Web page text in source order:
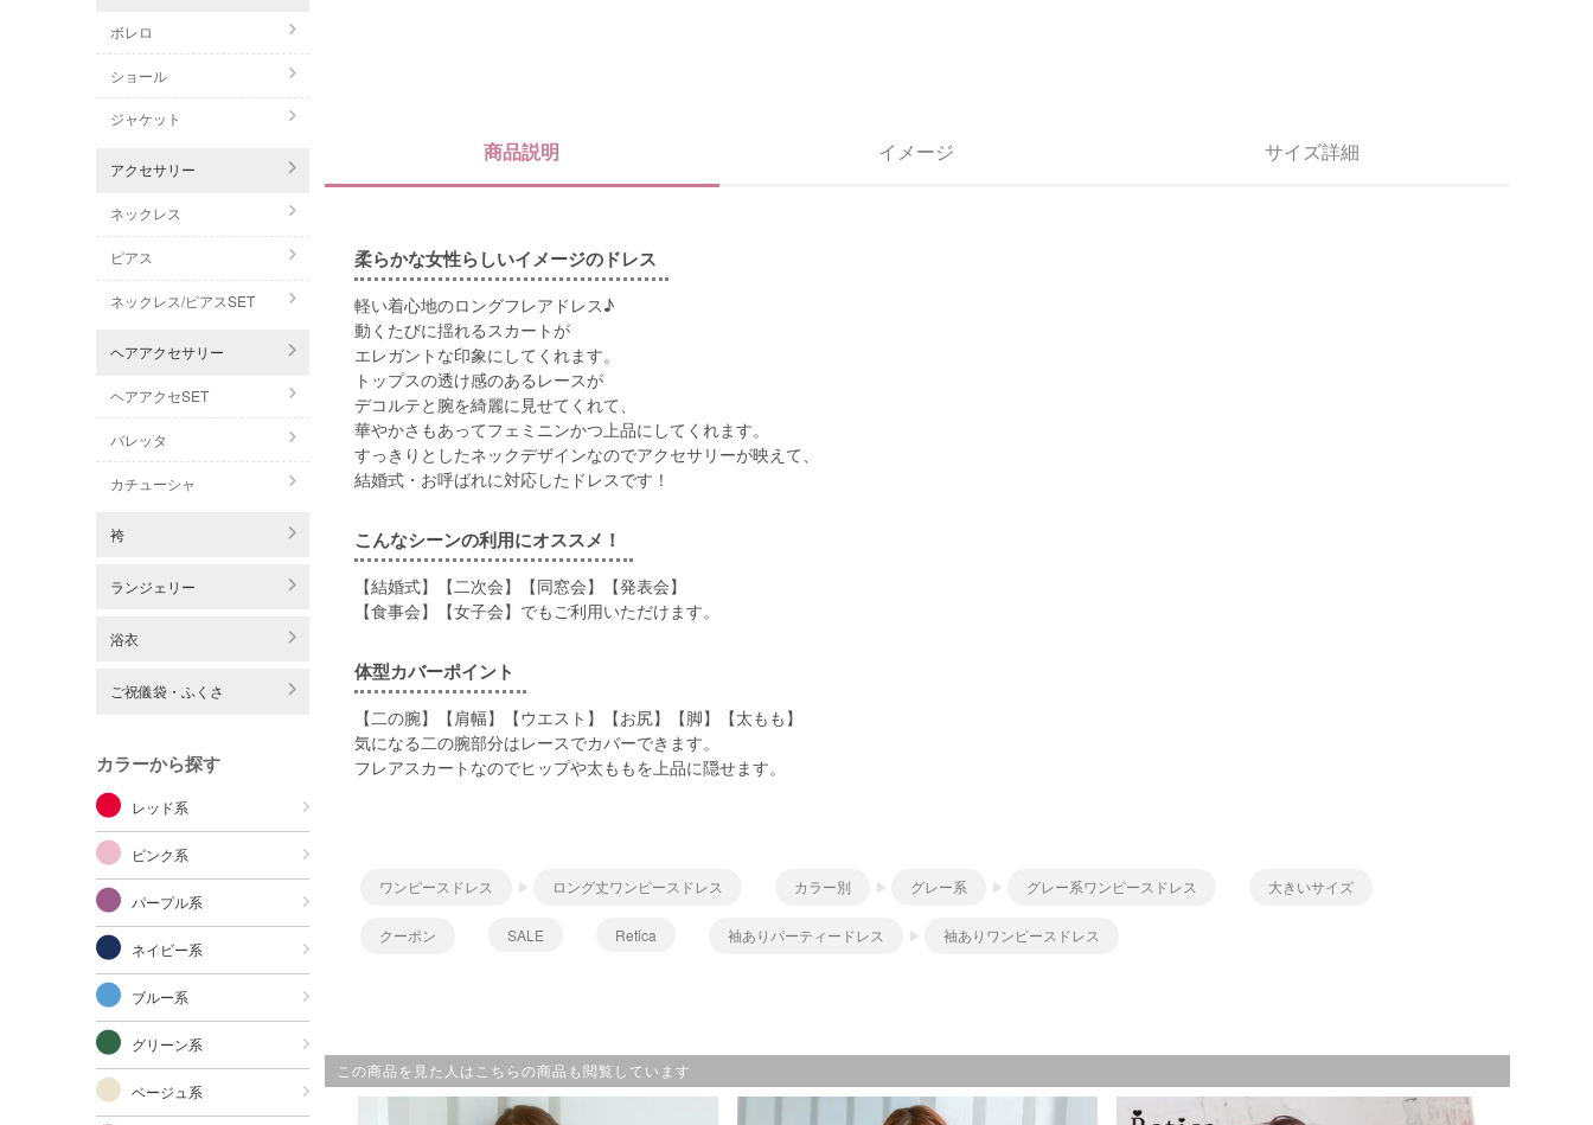
ボレロ
ショール
ジャケット
アクセサリー
ネックレス
ピアス
ネックレス/ピアスSET
ヘアアクセサリー
ヘアアクセSET
バレッタ
カチューシャ
袴
ランジェリー
浴衣
ご祝儀袋・ふくさ
カラーから探す
レッド系
ピンク系
パープル系
ネイビー系
ブルー系
グリーン系
ベージュ系
商品説明 イメージ サイズ詳細
柔らかな女性らしいイメージのドレス
軽い着心地のロングフレアドレス♪
動くたびに揺れるスカートが
エレガントな印象にしてくれます。
トップスの透け感のあるレースが
デコルテと腕を綺麗に見せてくれて、
華やかさもあってフェミニンかつ上品にしてくれます。
すっきりとしたネックデザインなのでアクセサリーが映えて、
結婚式・お呼ばれに対応したドレスです！
こんなシーンの利用にオススメ！
【結婚式】【二次会】【同窓会】【発表会】
【食事会】【女子会】でもご利用いただけます。
体型カバーポイント
【二の腕】【肩幅】【ウエスト】【お尻】【脚】【太もも】
気になる二の腕部分はレースでカバーできます。
フレアスカートなのでヒップや太ももを上品に隠せます。
ワンピースドレス ロング丈ワンピースドレス カラー別 グレー系 グレー系ワンピースドレス 大きいサイズ
クーポン SALE Retica 袖ありパーティードレス 袖ありワンピースドレス
この商品を見た人はこちらの商品も閲覧しています